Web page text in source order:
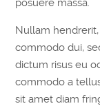
posuere massa.
Nullam
commodo dui,
dictum risus eu
commodo a
sit amet diam